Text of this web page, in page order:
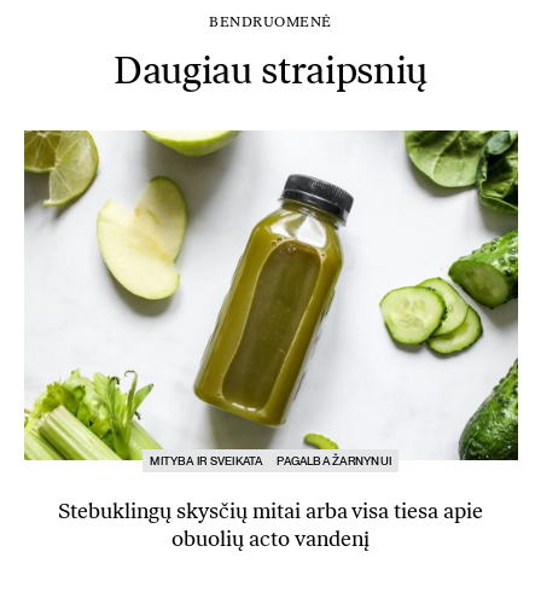
BENDRUOMENĖ
Daugiau straipsnių
MITYBA IR SVEIKATA PAGALBA ŽARNYNUI
Stebuklingų skysčių mitai arba visa tiesa apie
obuolių acto vandenį